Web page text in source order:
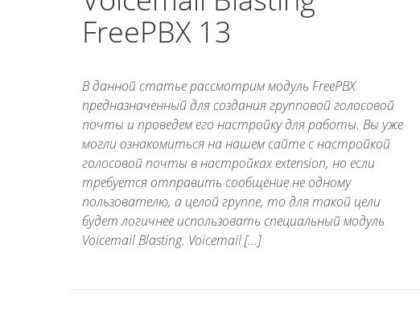
FreePBX 13
В данной статье рассмотрим модуль FreePBX
предназначенный для создания групповой голосовой
почты и проведем его настройку для работы. Вы уже
могли ознакомиться на нашем сайте с настройкой
голосовой почты в настройках extension, но если
требуется отправить сообщение не одному
пользователю, а целой группе, то для такой цели
будет логичнее использовать специальный модуль
Voicemail Blasting. Voicemail […]